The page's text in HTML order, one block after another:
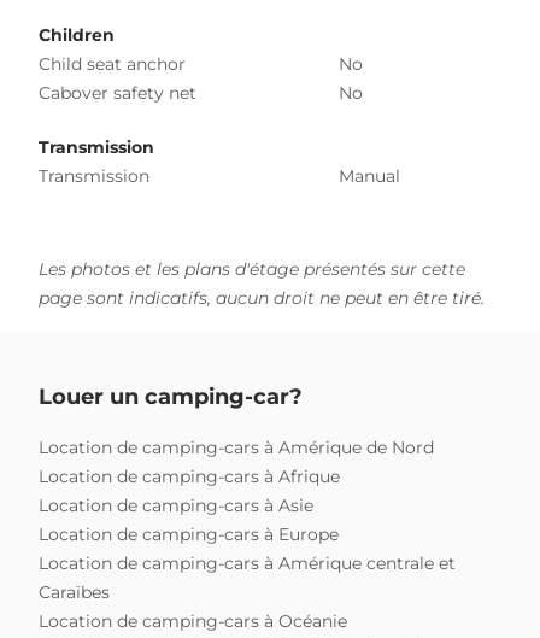
Children
Child seat anchor
No
Cabover safety net
No
Transmission
Transmission
Manual
Les photos et les plans d'étage présentés sur cette
page sont indicatifs, aucun droit ne peut en être tiré.
Louer un camping-car?
Location de camping-cars à Amérique de Nord
Location de camping-cars à Afrique
Location de camping-cars à Asie
Location de camping-cars à Europe
Location de camping-cars à Amérique centrale et
Caraïbes
Location de camping-cars à Océanie